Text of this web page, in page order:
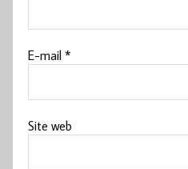
E-mail*
Site web